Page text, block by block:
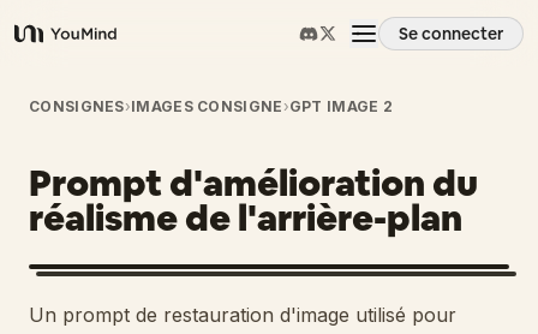
YouMind
Se connecter
Aperçu
Cas d'usage
Compétences
CONSIGNES›IMAGES CONSIGNE ›GPT IMAGE 2
Prompt d'amélioration du
réalisme de l'arrière-plan
Un prompt de restauration d'image utilisé pour